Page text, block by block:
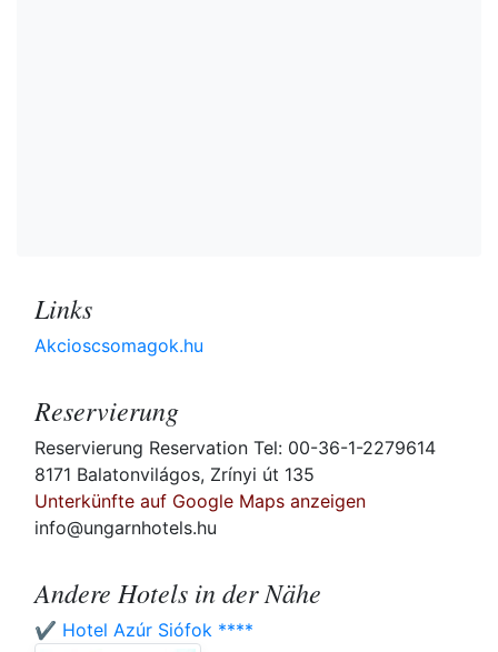
Links
Akcioscsomagok.hu
Reservierung
Reservierung Reservation Tel: 00-36-1-2279614
8171 Balatonvilágos, Zrínyi út 135
Unterkünfte auf Google Maps anzeigen
info@ungarnhotels.hu
Andere Hotels in der Nähe
✔️ Hotel Azúr Siófok ****